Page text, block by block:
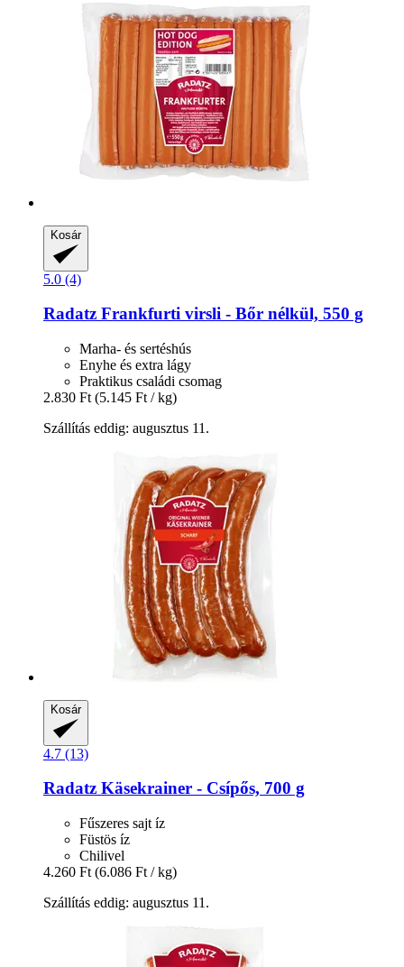
Kosár
5.0 (4)
Radatz Frankfurti virsli -​ Bőr nélkül, 550 g
Marha- és sertéshús
Enyhe és extra lágy
Praktikus családi csomag
2.830 Ft (5.145 Ft / kg)
Szállítás eddig: augusztus 11.
Kosár
4.7 (13)
Radatz Käsekrainer -​ Csípős, 700 g
Fűszeres sajt íz
Füstös íz
Chilivel
4.260 Ft (6.086 Ft / kg)
Szállítás eddig: augusztus 11.